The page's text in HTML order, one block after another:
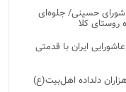
حسینی/ جلوه‌ای
روستای کلا
ایران با قدمتی
دلداده اهل‌بیت(ع)